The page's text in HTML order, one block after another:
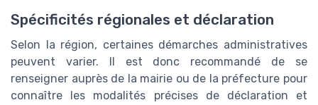
Spécificités régionales et déclaration
Selon la région, certaines démarches administratives
peuvent varier. Il est donc recommandé de se
renseigner auprès de la mairie ou de la préfecture pour
connaître les modalités précises de déclaration et